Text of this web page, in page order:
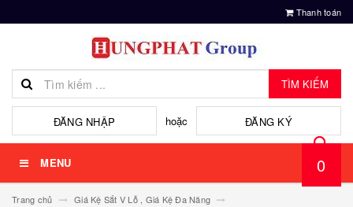
Thanh toán
TÌM KIẾM
ĐĂNG NHẬP hoặc ĐĂNG KÝ
MENU 0
Trang chủ Giá Kệ Sắt V Lỗ , Giá Kệ Đa Năng